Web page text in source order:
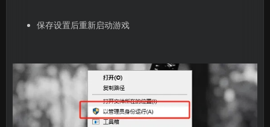
保存设置后重新启动游戏